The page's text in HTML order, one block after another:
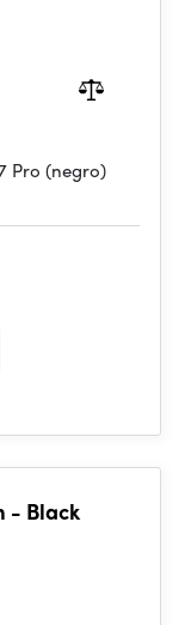
Pro (negro)
- Black